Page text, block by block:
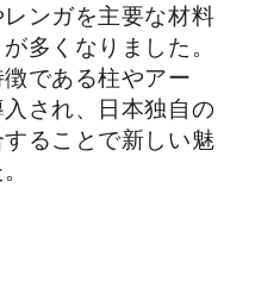
ンガを主要な材料
多くなりました。
である柱やアー
され、日本独自の
ることで新しい魅